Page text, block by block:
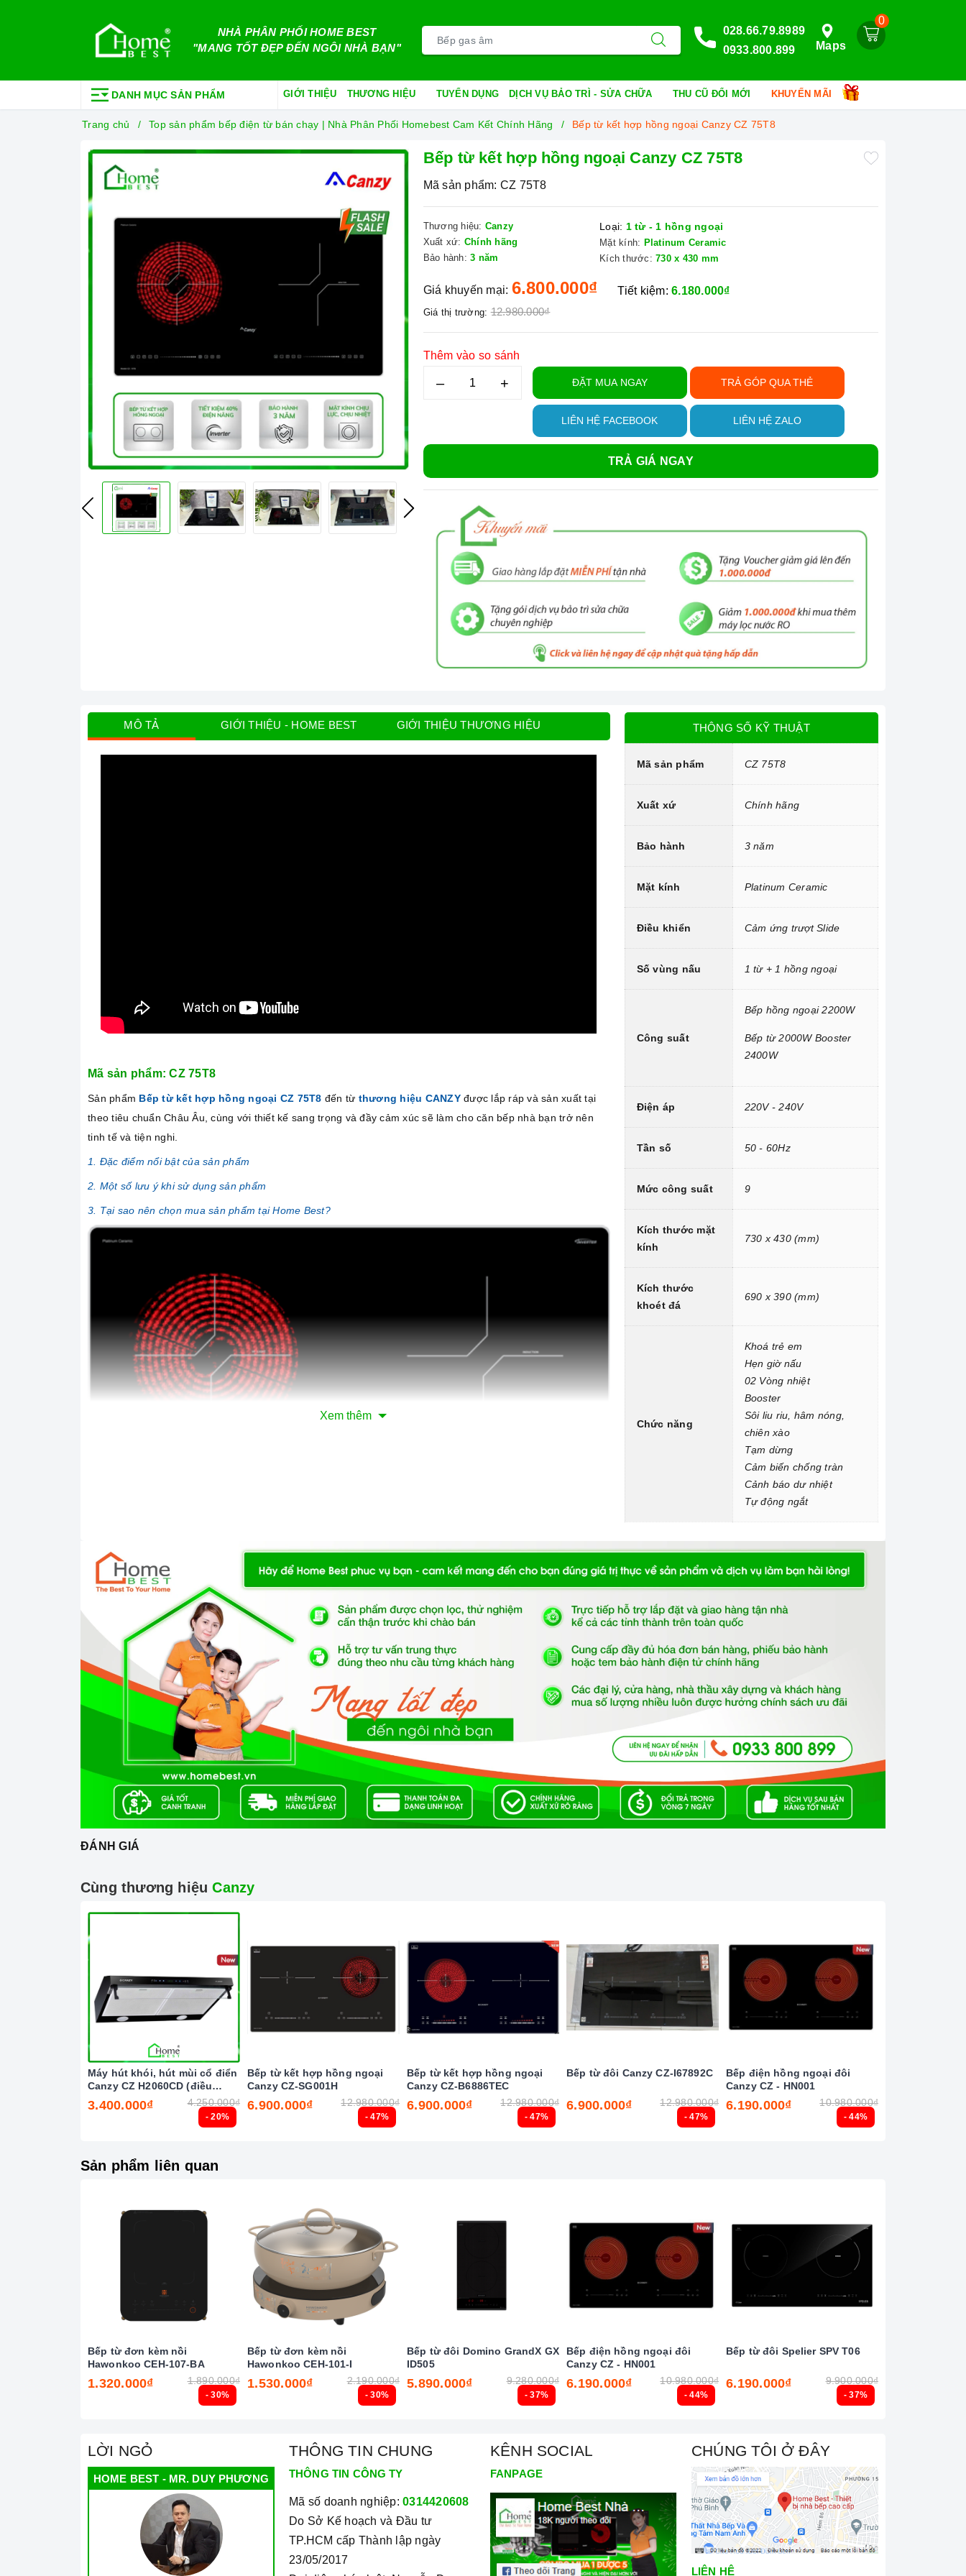
NHÀ PHÂN PHỐI HOME BEST
"MANG TỐT ĐẸP ĐẾN NGÔI NHÀ BẠN"
0
Maps
028.66.79.8989
0933.800.899
DANH MỤC SẢN PHẨM GIỚI THIỆU THƯƠNG HIỆU TUYỂN DỤNG DỊCH VỤ BẢO TRÌ - SỬA CHỮA THU CŨ ĐỔI MỚI KHUYẾN MÃI
Trang chủ Top sản phẩm bếp điện từ bán chạy | Nhà Phân Phối Homebest Cam Kết Chính Hãng Bếp từ kết hợp hồng ngoại Canzy CZ 75T8
Bếp từ kết hợp hồng ngoại Canzy CZ 75T8
Mã sản phẩm: CZ 75T8
Thương hiệu: Canzy
Xuất xứ: Chính hãng
Bảo hành: 3 năm
Loại: 1 từ - 1 hồng ngoại
Mặt kính: Platinum Ceramic
Kích thước: 730 x 430 mm
Giá khuyến mại: 6.800.000₫
Giá thị trường: 12.980.000₫
Tiết kiệm:6.180.000₫
Thêm vào so sánh
– + ĐẶT MUA NGAY TRẢ GÓP QUA THẺ
LIÊN HỆ FACEBOOK LIÊN HỆ ZALO
TRẢ GIÁ NGAY
MÔ TẢ GIỚI THIỆU - HOME BEST GIỚI THIỆU THƯƠNG HIỆU
Mã sản phẩm: CZ 75T8
Sản phẩm Bếp từ kết hợp hồng ngoại CZ 75T8 đến từ thương hiệu CANZYđược lắp ráp và sản xuất tại
theo tiêu chuẩn Châu Âu, cùng với thiết kế sang trọng và đầy cảm xúc sẽ làm cho căn bếp nhà bạn trở nên
tinh tế và tiện nghi.
1. Đặc điểm nổi bật của sản phẩm
2. Một số lưu ý khi sử dụng sản phẩm
3. Tại sao nên chọn mua sản phẩm tại Home Best?
1. Đặc điểm nổi bật của sản phẩm
Thiết kế sang trọng
Bếp được thiết kế với màu đen chủ đạo. Bếp được thiết kế lắp đặt âm cùng 2 vùng nấu (1 từ + 1 hồng
ngoại) đem đến sự tiện lợi và sang trọng cho căn bếp của bạn.
Bếp được trang bị mặt kính Platinum Ceramic viền nhôm 4 cạnh, vát cạnh bảo vệ mặt kính, siêu bền, chịu
lực và chịu nhiệt tốt, dễ vệ sinh. Mặt kính in tráng gương dễ dàng sử dụng.
Mặt kính Platinum Ceramic chịu lực, chịu nhiệt
Công nghệ hiện đại
Bộ bảng mạch và mâm từ theo tiêu chuẩn chất lượng Châu Âu
Ứng dụng công nghệ INVERTER tiết kiệm 30% thông minh vượt trội.
Công nghệ hiện đại
Tính năng vượt trội
Chức năng Khóa trẻ em:
Tránh trường hợp trẻ nghịch ngợm bấm lung tung làm thay đổi chương trình nấu
gây nguy hiểm.
Chức năng Hẹn giờ nấu: Người nấu không cần canh thời gian, an toàn trong quá trình nấu mà món ăn
Xem thêm
THÔNG SỐ KỸ THUẬT
Mã sản phẩm CZ 75T8
Xuất xứ Chính hãng
Bảo hành 3 năm
Mặt kính Platinum Ceramic
Điều khiển Cảm ứng trượt Slide
Số vùng nấu 1 từ + 1 hồng ngoại
Công suất
Bếp hồng ngoại 2200W
Bếp từ 2000W Booster
2400W
Điện áp 220V - 240V
Tần số 50 - 60Hz
Mức công suất 9
Kích thước mặt
kính
730 x 430 (mm)
Kích thước
khoét đá
690 x 390 (mm)
Chức năng
Khoá trẻ em
Hẹn giờ nấu
02 Vòng nhiệt
Booster
Sôi liu riu, hâm nóng,
chiên xào
Tạm dừng
Cảm biến chống tràn
Cảnh báo dư nhiệt
Tự động ngắt
ĐÁNH GIÁ
Cùng thương hiệuCanzy
- 20%
Máy hút khói, hút mùi cổ điển
Canzy CZ H2060CD (điều
khiển cảm biến vẫy tay)
3.400.000₫ 4.250.000₫
- 47%
Bếp từ kết hợp hồng ngoại
Canzy CZ-SG001H
6.900.000₫ 12.980.000₫
- 47%
Bếp từ kết hợp hồng ngoại
Canzy CZ-B6886TEC
6.900.000₫ 12.980.000₫
- 47%
Bếp từ đôi Canzy CZ-I67892C
6.900.000₫ 12.980.000₫
- 44%
Bếp điện hồng ngoại đôi
Canzy CZ - HN001
6.190.000₫ 10.980.000₫
Sản phẩm liên quan
- 30%
Bếp từ đơn kèm nồi
Hawonkoo CEH-107-BA
1.320.000₫ 1.890.000₫
- 30%
Bếp từ đơn kèm nồi
Hawonkoo CEH-101-I
1.530.000₫ 2.190.000₫
- 37%
Bếp từ đôi Domino GrandX GX
ID505
5.890.000₫ 9.280.000₫
- 44%
Bếp điện hồng ngoại đôi
Canzy CZ - HN001
6.190.000₫ 10.980.000₫
- 37%
Bếp từ đôi Spelier SPV T06
6.190.000₫ 9.900.000₫
LỜI NGỎ
HOME BEST - MR. DUY PHƯƠNG
THÔNG TIN CHUNG
THÔNG TIN CÔNG TY
Mã số doanh nghiệp: 0314420608
Do Sở Kế hoạch và Đầu tư
TP.HCM cấp Thành lập ngày
23/05/2017
KÊNH SOCIAL
FANPAGE
CHÚNG TÔI Ở ĐÂY
LIÊN HỆ